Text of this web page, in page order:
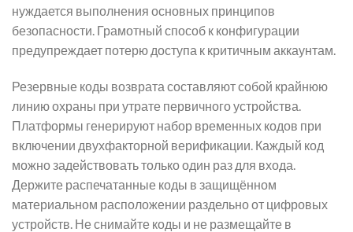
нуждается выполнения основных принципов
безопасности. Грамотный способ к конфигурации
предупреждает потерю доступа к критичным аккаунтам.
Резервные коды возврата составляют собой крайнюю
линию охраны при утрате первичного устройства.
Платформы генерируют набор временных кодов при
включении двухфакторной верификации. Каждый код
можно задействовать только один раз для входа.
Держите распечатанные коды в защищённом
материальном расположении раздельно от цифровых
устройств. Не снимайте коды и не размещайте в